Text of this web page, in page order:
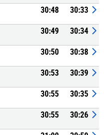
30:48 30:33
30:49 30:34
30:50 30:38
30:53 30:39
30:55 30:35
30:55 30:26